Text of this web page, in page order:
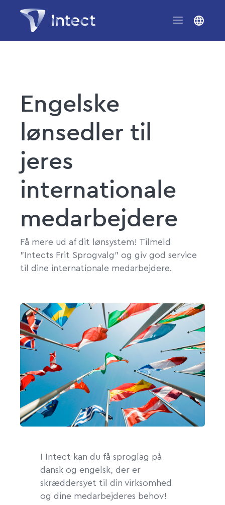
Engelske
lønsedler til
jeres
internationale
medarbejdere
Få mere ud af dit lønsystem! Tilmeld
"Intects Frit Sprogvalg" og giv god service
til dine internationale medarbejdere.
I Intect kan du få sproglag på
dansk og engelsk, der er
skræddersyet til din virksomhed
og dine medarbejderes behov!